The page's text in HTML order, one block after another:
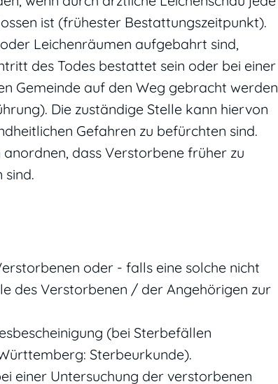
ist (frühester Bestattungszeitpunkt).
Leichenräumen aufgebahrt sind,
des Todes bestattet sein oder bei einer
Gemeinde auf den Weg gebracht werden
Die zuständige Stelle kann hiervon
Gefahren zu befürchten sind.
dass Verstorbene früher zu
sind.
oder - falls eine solche nicht
des Verstorbenen / der Angehörigen zur
(bei Sterbefällen
Sterbeurkunde).
einer Untersuchung der verstorbenen